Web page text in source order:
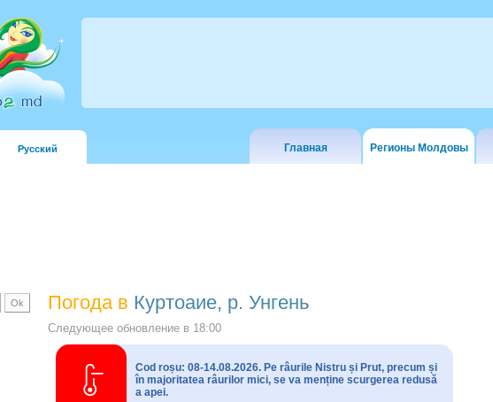
Русский Главная Регионы Молдовы
Погода в Куртоаие, р. Унгень
Следующее обновление в 18:00
Cod roșu: 08-14.08.2026. Pe râurile Nistru și Prut, precum și
în majoritatea râurilor mici, se va menține scurgerea redusă
a apei.